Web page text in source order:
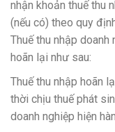
nhận khoản thuế thu
(nếu có) theo quy
Thuế thu nhập doanh
hoãn lại như sau:
Thuế thu nhập hoãn
thời chịu thuế phát
doanh nghiệp hiện